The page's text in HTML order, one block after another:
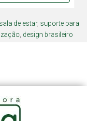
sala de estar, suporte para
design brasileiro